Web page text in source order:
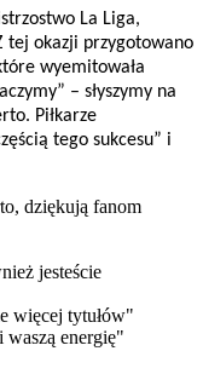
La Liga,
tej okazji przygotowano
wyemitowała
– słyszymy na
Piłkarze
tego sukcesu” i
dziękują fanom
jesteście
więcej tytułów"
energię"